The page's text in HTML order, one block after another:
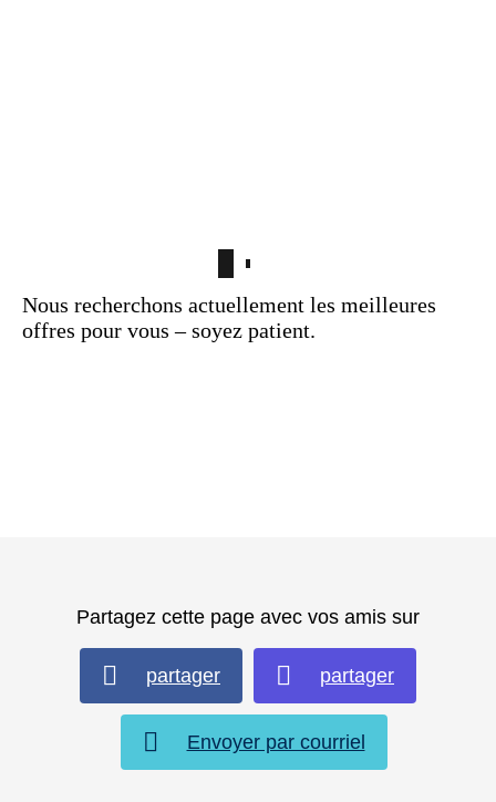
Nous recherchons actuellement les meilleures
offres pour vous – soyez patient.
Partagez cette page avec vos amis sur
partager partager
Envoyer par courriel